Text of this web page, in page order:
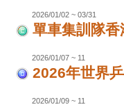
2026/01/02 ~ 03/31
單車集訓隊
2026/01/07 ~ 11
2026年世界
2026/01/09 ~ 11